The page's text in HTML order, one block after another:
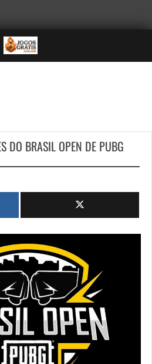
DO BRASIL OPEN DE PUBG